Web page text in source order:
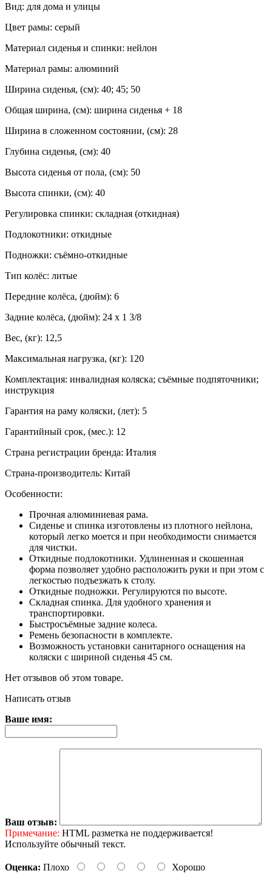
Вид: для дома и улицы
Цвет рамы: серый
Материал сиденья и спинки: нейлон
Материал рамы: алюминий
Ширина сиденья, (см): 40; 45; 50
Общая ширина, (см): ширина сиденья + 18
Ширина в сложенном состоянии, (см): 28
Глубина сиденья, (см): 40
Высота сиденья от пола, (см): 50
Высота спинки, (см): 40
Регулировка спинки: складная (откидная)
Подлокотники: откидные
Подножки: съёмно-откидные
Тип колёс: литые
Передние колёса, (дюйм): 6
Задние колёса, (дюйм): 24 х 1 3/8
Вес, (кг): 12,5
Максимальная нагрузка, (кг): 120
Комплектация: инвалидная коляска; съёмные подпяточники;
инструкция
Гарантия на раму коляски, (лет): 5
Гарантийный срок, (мес.): 12
Страна регистрации бренда: Италия
Страна-производитель: Китай
Особенности:
Прочная алюминиевая рама.
Сиденье и спинка изготовлены из плотного нейлона,
который легко моется и при необходимости снимается
для чистки.
Откидные подлокотники. Удлиненная и скошенная
форма позволяет удобно расположить руки и при этом с
легкостью подъезжать к столу.
Откидные подножки. Регулируются по высоте.
Складная спинка. Для удобного хранения и
транспортировки.
Быстросъёмные задние колеса.
Ремень безопасности в комплекте.
Возможность установки санитарного оснащения на
коляски с шириной сиденья 45 см.
Нет отзывов об этом товаре.
Написать отзыв
Ваше имя:
Ваш отзыв:
Примечание: HTML разметка не поддерживается!
Используйте обычный текст.
Оценка: Плохо Хорошо